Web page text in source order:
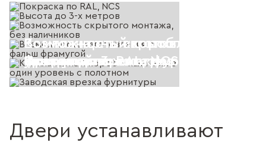
Покраска по RAL, NCS
Высота до 3-х метров
Возможность скрытого монтажа,
наличников
Возможность изготовления с
фрамугой
Компланарный короб - наличник
уровень с полотном
Заводская врезка фурнитуры
Двери устанавливают